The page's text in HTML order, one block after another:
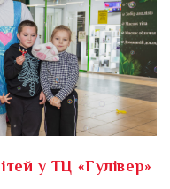
у ТЦ «Гулівер»